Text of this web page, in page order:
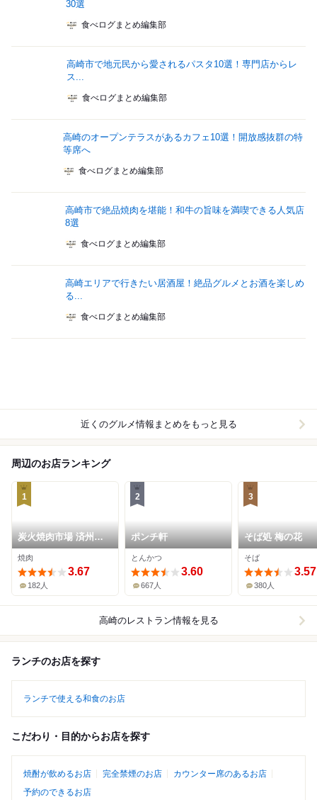
30選
食べログまとめ編集部
高崎市で地元民から愛されるパスタ10選！専門店からレ
ス...
食べログまとめ編集部
高崎のオープンテラスがあるカフェ10選！開放感抜群の特
等席へ
食べログまとめ編集部
高崎市で絶品焼肉を堪能！和牛の旨味を満喫できる人気店
8選
食べログまとめ編集部
高崎エリアで行きたい居酒屋！絶品グルメとお酒を楽しめ
る...
食べログまとめ編集部
近くのグルメ情報まとめをもっと見る
周辺のお店ランキング
1
炭火焼肉市場 済州家
本店
焼肉
3.67
182人
2
ポンチ軒
とんかつ
3.60
667人
3
そば処 梅の花
そば
3.57
380人
高崎のレストラン情報を見る
ランチのお店を探す
ランチで使える和食のお店
こだわり・目的からお店を探す
焼酎が飲めるお店 完全禁煙のお店
カウンター席のあるお店
予約のできるお店